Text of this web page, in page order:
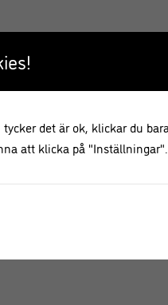
tycker det är ok, klickar du
att klicka på "Inställningar".